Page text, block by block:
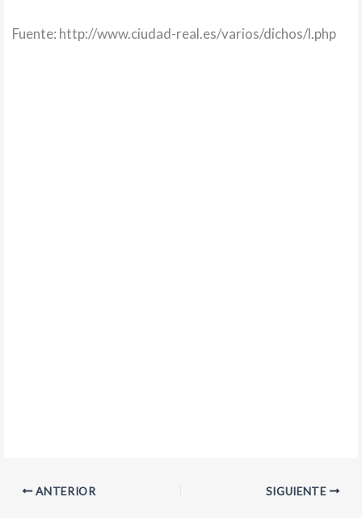
Fuente: http://www.ciudad-real.es/varios/dichos/l.php
ANTERIOR SIGUIENTE